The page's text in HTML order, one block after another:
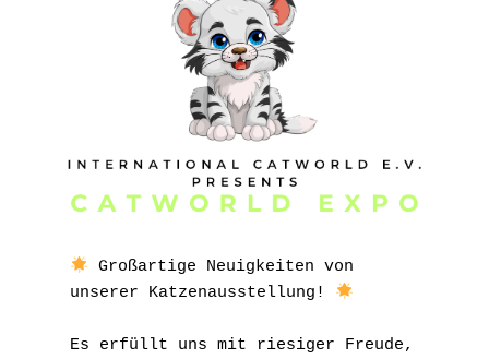
Großartige Neuigkeiten von
unserer Katzenausstellung!
Es erfüllt uns mit riesiger Freude,